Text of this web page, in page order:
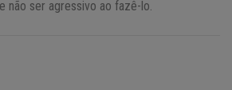
não ser agressivo ao fazê-lo.